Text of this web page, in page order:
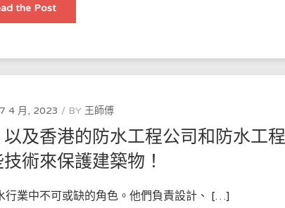
資
料
the Post香
地
水
程：
城
市
的
關
鍵
4 月, 2023 BY 王師傅
及香港的防水工程公司和防水工程
術來保護建築物！
行業中不可或缺的角色。他們負責設計、 […]